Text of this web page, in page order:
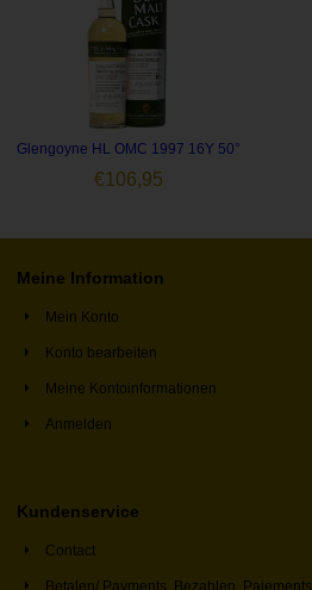
Glengoyne HL OMC 1997 16Y 50°
€106,95
Meine Information
Mein Konto
Konto bearbeiten
Meine Kontoinformationen
Anmelden
Kundenservice
Contact
Betalen/ Payments, Bezahlen, Paiements